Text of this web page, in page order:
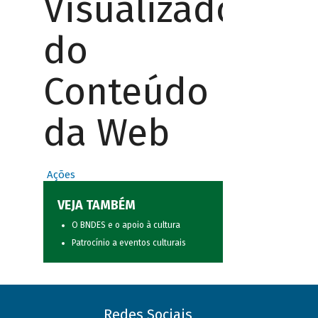
Visualizador
do
Conteúdo
da Web
Ações
VEJA TAMBÉM
O BNDES e o apoio à cultura
Patrocínio a eventos culturais
Redes Sociais